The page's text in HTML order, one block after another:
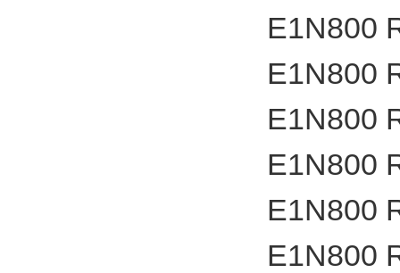
E1N800
E1N800
E1N800
E1N800
E1N800
E1N800